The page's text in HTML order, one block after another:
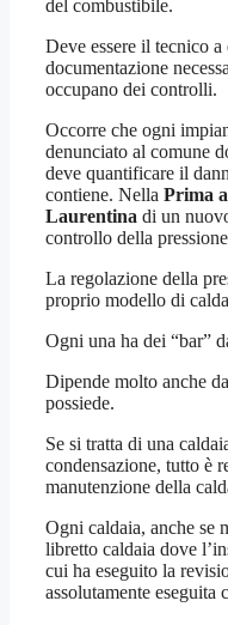
del combustibile.
Deve essere il tecnico
documentazione
occupano dei controlli.
Occorre che ogni
denunciato al comune
deve quantificare il
contiene. Nella Prima
Laurentina di un
controllo della
La regolazione della
proprio modello di
Ogni una ha dei “bar”
Dipende molto anche
possiede.
Se si tratta di una
condensazione, tutto è
manutenzione della
Ogni caldaia, anche se
libretto caldaia dove
cui ha eseguito la
assolutamente eseguita